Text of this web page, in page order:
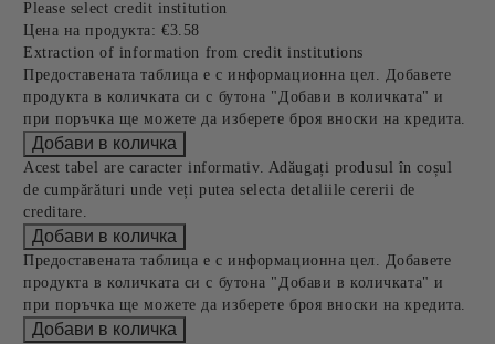
Please select credit institution
Цена на продукта: €3.58
Extraction of information from credit institutions
Предоставената таблица е с информационна цел. Добавете
продукта в количката си с бутона "Добави в количката" и
при поръчка ще можете да изберете броя вноски на кредита.
Acest tabel are caracter informativ. Adăugați produsul în coșul
de cumpărături unde veți putea selecta detaliile cererii de
creditare.
Предоставената таблица е с информационна цел. Добавете
продукта в количката си с бутона "Добави в количката" и
при поръчка ще можете да изберете броя вноски на кредита.